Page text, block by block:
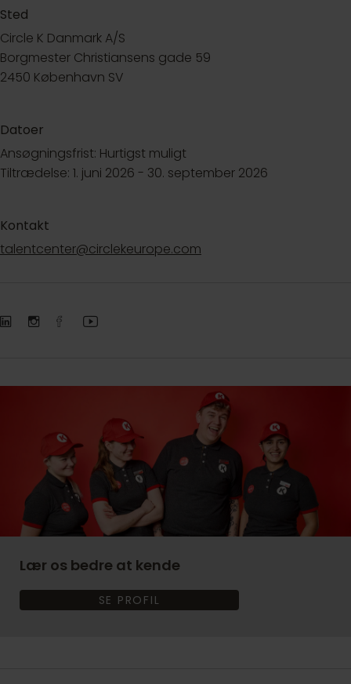
Sted
Circle K Danmark A/S
Borgmester Christiansens gade 59
2450 København SV
Datoer
Ansøgningsfrist: Hurtigst muligt
Tiltrædelse: 1. juni 2026 - 30. september 2026
Kontakt
talentcenter@circlekeurope.com
Lær os bedre at kende
SE PROFIL